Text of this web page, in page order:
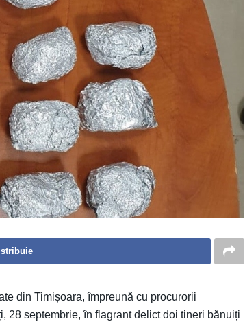
din Timișoara, împreună cu procurorii
28 septembrie, în flagrant delict doi tineri bănuiți